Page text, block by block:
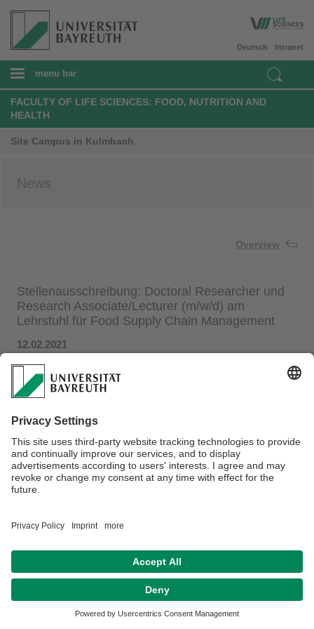
Intranet
Deutsch
menu bar
FACULTY OF LIFE SCIENCES: FOOD, NUTRITION AND
HEALTH
Site Campus in Kulmbach
News
Overview
Stellenausschreibung: Doctoral Researcher und
Research Associate/Lecturer (m/w/d) am
Lehrstuhl für Food Supply Chain Management
12.02.2021
Am Lehrstuhl für Food Supply Chain Management hat Prof.
Fikar zwei freie Stellen zu besetzen:
-Doctoral Researcher (m/w/d)
Bewerbungsschluss ist der 28.02.2021.
Declaration on accessibility